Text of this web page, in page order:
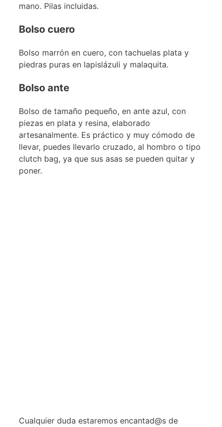
mano. Pilas incluidas.
Bolso cuero
Bolso marrón en cuero, con tachuelas plata y
piedras puras en lapislázuli y malaquita.
Bolso ante
Bolso de tamaño pequeño, en ante azul, con
piezas en plata y resina, elaborado
artesanalmente. Es práctico y muy cómodo de
llevar, puedes llevarlo cruzado, al hombro o tipo
clutch bag, ya que sus asas se pueden quitar y
poner.
Cualquier duda estaremos encantad@s de